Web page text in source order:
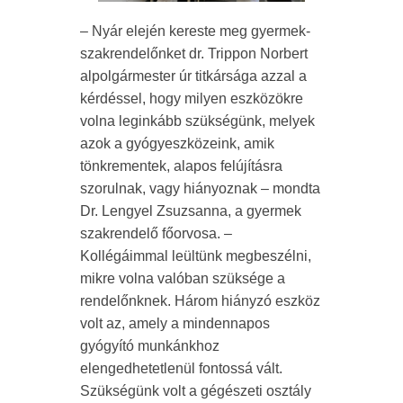
– Nyár elején kereste meg gyermek-
szakrendelőnket dr. Trippon Norbert
alpolgármester úr titkársága azzal a
kérdéssel, hogy milyen eszközökre
volna leginkább szükségünk, melyek
azok a gyógyeszközeink, amik
tönkrementek, alapos felújításra
szorulnak, vagy hiányoznak – mondta
Dr. Lengyel Zsuzsanna, a gyermek
szakrendelő főorvosa. –
Kollégáimmal leültünk megbeszélni,
mikre volna valóban szüksége a
rendelőnknek. Három hiányzó eszköz
volt az, amely a mindennapos
gyógyító munkánkhoz
elengedhetetlenül fontossá vált.
Szükségünk volt a gégészeti osztály